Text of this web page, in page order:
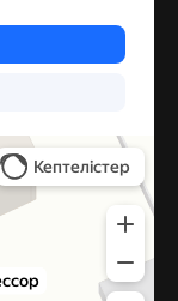
в Караганде